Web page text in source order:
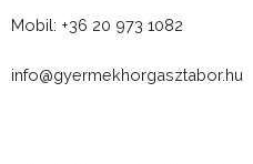
Mobil: +36 20 973 1082
info@gyermekhorgasztabor.hu